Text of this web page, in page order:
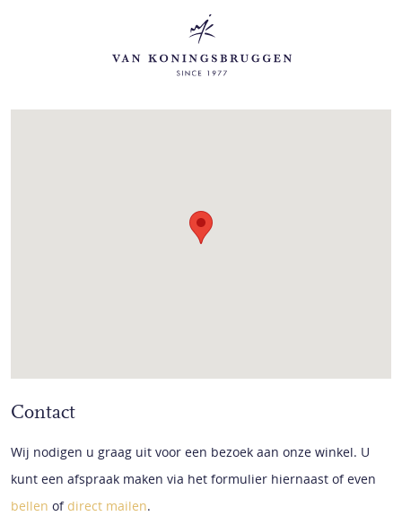
Contact
Wij nodigen u graag uit voor een bezoek aan onze winkel. U
kunt een afspraak maken via het formulier hiernaast of even
bellen ofdirect mailen.